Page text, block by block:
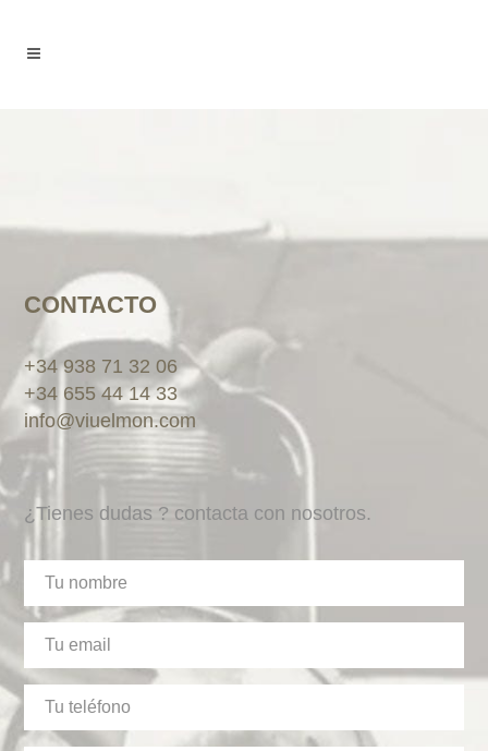
CONTACTO
+34 938 71 32 06
+34 655 44 14 33
info@viuelmon.com
¿Tienes dudas ? contacta con nosotros.